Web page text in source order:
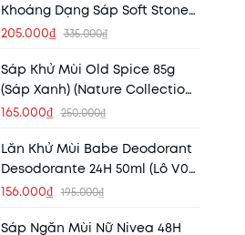
Khoáng Dạng Sáp Soft Stone
20gr
205.000₫ 335.000₫
Sáp Khử Mùi Old Spice 85g
(Sáp Xanh) (Nature Collection)
(Nhập Khẩu Mỹ)
165.000₫ 250.000₫
Lăn Khử Mùi Babe Deodorant
Desodorante 24H 50ml (Lô V02)
(HSD 30/03/2027)
156.000₫ 195.000₫
Sáp Ngăn Mùi Nữ Nivea 48H